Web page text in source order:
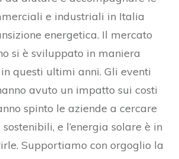
e industriali in Italia
energetica. Il mercato
si è sviluppato in maniera
questi ultimi anni. Gli eventi
avuto un impatto sui costi
spinto le aziende a cercare
e l’energia solare è in
Supportiamo con orgoglio la